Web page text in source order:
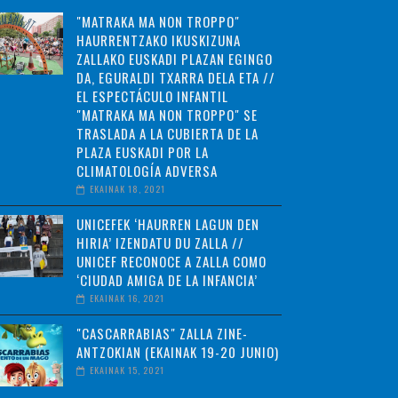
"MATRAKA MA NON TROPPO"
HAURRENTZAKO IKUSKIZUNA
ZALLAKO EUSKADI PLAZAN EGINGO
DA, EGURALDI TXARRA DELA ETA //
EL ESPECTÁCULO INFANTIL
"MATRAKA MA NON TROPPO" SE
TRASLADA A LA CUBIERTA DE LA
PLAZA EUSKADI POR LA
CLIMATOLOGÍA ADVERSA
EKAINAK 18, 2021
UNICEFEK ‘HAURREN LAGUN DEN
HIRIA’ IZENDATU DU ZALLA //
UNICEF RECONOCE A ZALLA COMO
‘CIUDAD AMIGA DE LA INFANCIA’
EKAINAK 16, 2021
"CASCARRABIAS" ZALLA ZINE-
ANTZOKIAN (EKAINAK 19-20 JUNIO)
EKAINAK 15, 2021